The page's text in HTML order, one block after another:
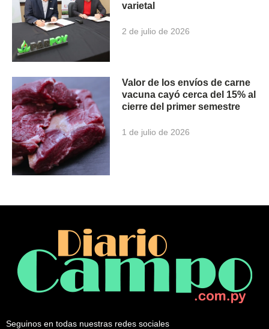
varietal
2 de julio de 2026
Valor de los envíos de carne
vacuna cayó cerca del 15% al
cierre del primer semestre
1 de julio de 2026
Seguinos en todas nuestras redes sociales